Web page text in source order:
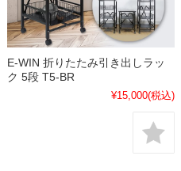
E-WIN 折りたたみ引き出しラッ
ク 5段 T5-BR
¥15,000(税込)